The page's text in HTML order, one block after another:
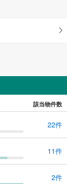
該当物件数
22件
11件
2件